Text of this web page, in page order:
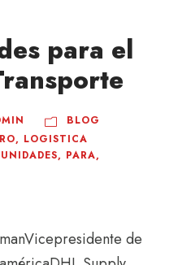
para el
BLOG
, LOGISTICA
, PARA,
de